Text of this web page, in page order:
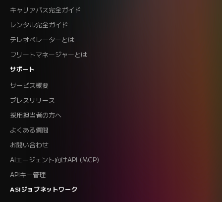
キャリアパス完全ガイド
レンタル完全ガイド
テレオペレーターとは
フリートマネージャーとは
サポート
サービス概要
プレスリリース
採用担当者の方へ
よくある質問
お問い合わせ
AIエージェント向けAPI (MCP)
APIキー管理
ASIジョブネットワーク